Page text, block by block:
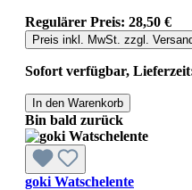
Regulärer Preis: 28,50 €
Preis inkl. MwSt. zzgl.
Sofort verfügbar,
In den Warenkorb
Bin bald zurück
goki Watschelente